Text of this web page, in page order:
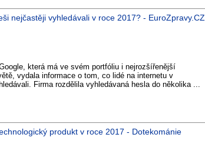
nejčastěji vyhledávali v roce 2017? - EuroZpravy.CZ
která má ve svém portfóliu i nejrozšířenější
vydala informace o tom, co lidé na internetu v
Firma rozdělila vyhledávaná hesla do několika ...
produkt v roce 2017 - Dotekománie